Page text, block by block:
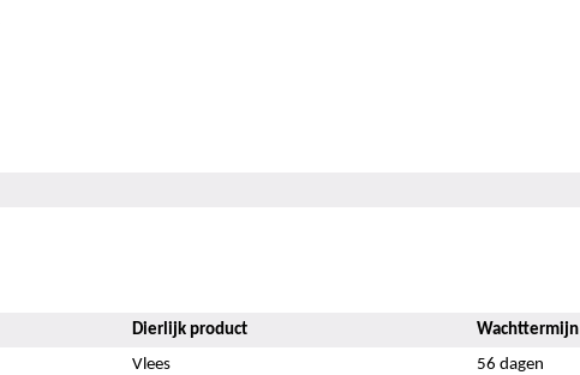
Dierlijk product
Wachttermijn
Vlees 56 dagen